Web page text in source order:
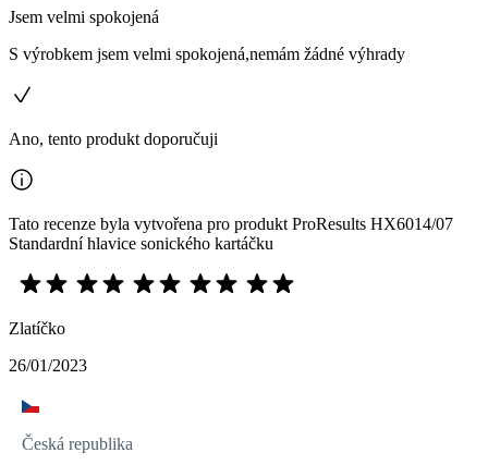
Jsem velmi spokojená
S výrobkem jsem velmi spokojená,nemám žádné výhrady
Ano, tento produkt doporučuji
Tato recenze byla vytvořena pro produkt ProResults HX6014/07
Standardní hlavice sonického kartáčku
Zlatíčko
26/01/2023
Česká republika